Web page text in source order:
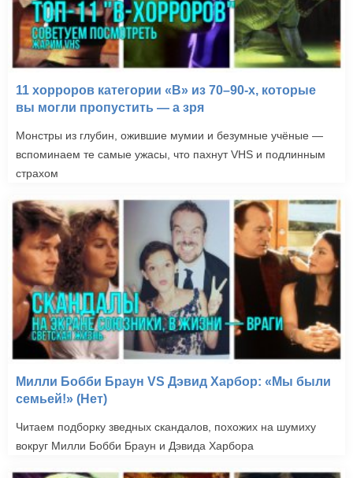
11 хорроров категории «B» из 70–90-х, которые
вы могли пропустить — а зря
Монстры из глубин, ожившие мумии и безумные учёные —
вспоминаем те самые ужасы, что пахнут VHS и подлинным
страхом
Милли Бобби Браун VS Дэвид Харбор: «Мы были
семьей!» (Нет)
Читаем подборку зведных скандалов, похожих на шумиху
вокруг Милли Бобби Браун и Дэвида Харбора